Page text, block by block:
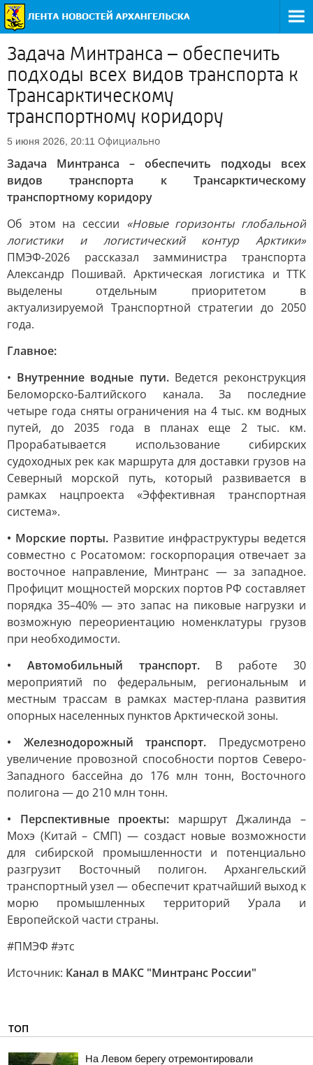
Задача Минтранса – обеспечить
подходы всех видов транспорта к
Трансарктическому
транспортному коридору
5 июня 2026, 20:11 Официально
Задача Минтранса – обеспечить подходы всех
видов транспорта к Трансарктическому
транспортному коридору
Об этом на сессии «Новые горизонты глобальной
логистики и логистический контур Арктики»
ПМЭФ-2026 рассказал замминистра транспорта
Александр Пошивай. Арктическая логистика и ТТК
выделены отдельным приоритетом в
актуализируемой Транспортной стратегии до 2050
года.
Главное:
• Внутренние водные пути. Ведется реконструкция
Беломорско-Балтийского канала. За последние
четыре года сняты ограничения на 4 тыс. км водных
путей, до 2035 года в планах еще 2 тыс. км.
Прорабатывается использование сибирских
судоходных рек как маршрута для доставки грузов на
Северный морской путь, который развивается в
рамках нацпроекта «Эффективная транспортная
система».
• Морские порты. Развитие инфраструктуры ведется
совместно с Росатомом: госкорпорация отвечает за
восточное направление, Минтранс — за западное.
Профицит мощностей морских портов РФ составляет
порядка 35–40% — это запас на пиковые нагрузки и
возможную переориентацию номенклатуры грузов
при необходимости.
• Автомобильный транспорт.В работе 30
мероприятий по федеральным, региональным и
местным трассам в рамках мастер-плана развития
опорных населенных пунктов Арктической зоны.
• Железнодорожный транспорт. Предусмотрено
увеличение провозной способности портов Северо-
Западного бассейна до 176 млн тонн, Восточного
полигона — до 210 млн тонн.
• Перспективные проекты: маршрут Джалинда –
Мохэ (Китай – СМП) — создаст новые возможности
для сибирской промышленности и потенциально
разгрузит Восточный полигон. Архангельский
транспортный узел — обеспечит кратчайший выход к
морю промышленных территорий Урала и
Европейской части страны.
#ПМЭФ #этс
Источник: Канал в МАКС "Минтранс России"
ТОП
На Левом берегу отремонтировали